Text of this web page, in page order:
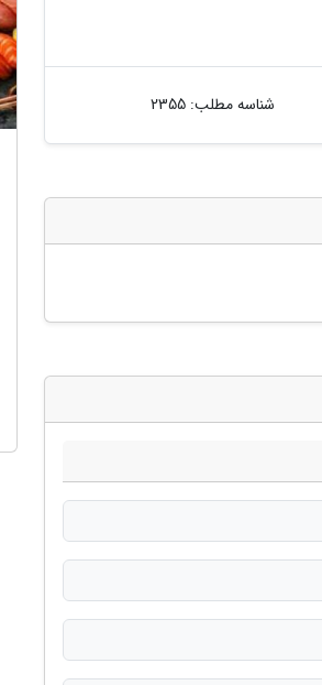
شناسه مطلب: 2355